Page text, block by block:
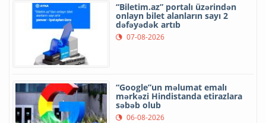
“Biletim.az” portalı üzərindən
onlayn bilet alanların sayı 2
dəfəyədək artıb
07-08-2026
“Google”un məlumat emalı
mərkəzi Hindistanda etirazlara
səbəb olub
06-08-2026